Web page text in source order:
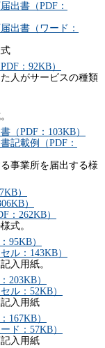
出書（PDF：
出書（ワード：
：92KB）
人がサービスの種類
（PDF：103KB）
記載例（PDF：
事業所を届出する様
）
）
：262KB）
式。
95KB）
ル：143KB）
入用紙。
203KB）
ル：52KB）
入用紙
167KB）
ド：57KB）
入用紙